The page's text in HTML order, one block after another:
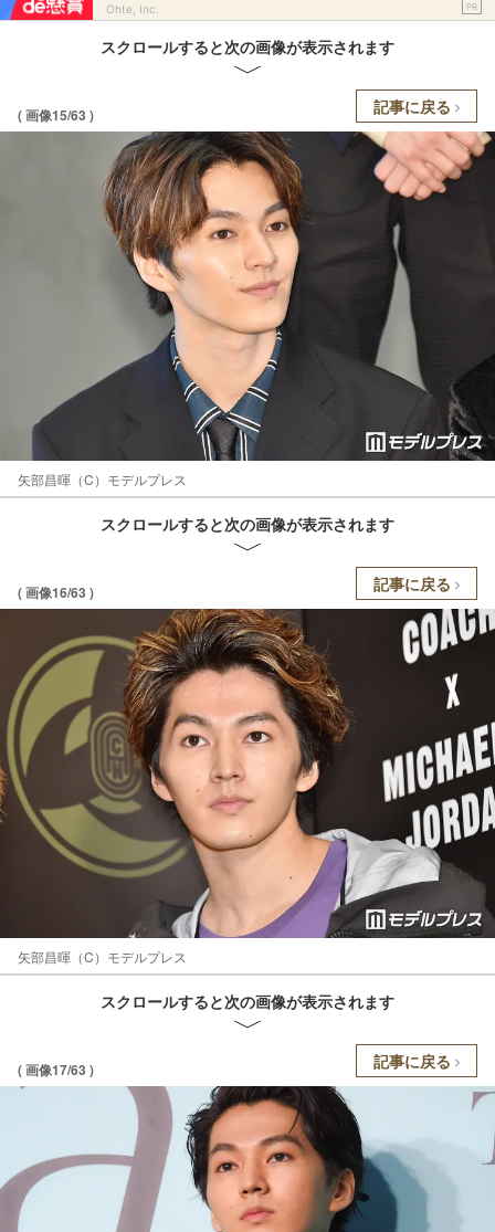
Ohte, Inc. PR
スクロールすると次の画像が表示されます
( 画像15/63 ) 記事に戻る
矢部昌暉（C）モデルプレス
スクロールすると次の画像が表示されます
( 画像16/63 ) 記事に戻る
矢部昌暉（C）モデルプレス
スクロールすると次の画像が表示されます
( 画像17/63 ) 記事に戻る